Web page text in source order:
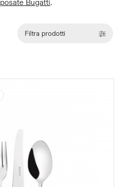
posate Bugatti.
Filtra prodotti